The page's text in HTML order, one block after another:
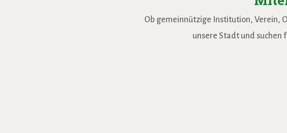
Ob gemeinnützige Institution, Verein,
unsere Stadt und